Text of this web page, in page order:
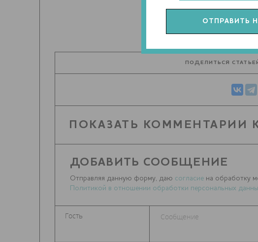
ПОДЕЛИТЬСЯ
ПОКАЗАТЬ КОММЕНТАРИИ
ДОБАВИТЬ СООБЩЕНИЕ
Отправляя данную форму, даю согласие на обработку
Политикой в отношении обработки персональных